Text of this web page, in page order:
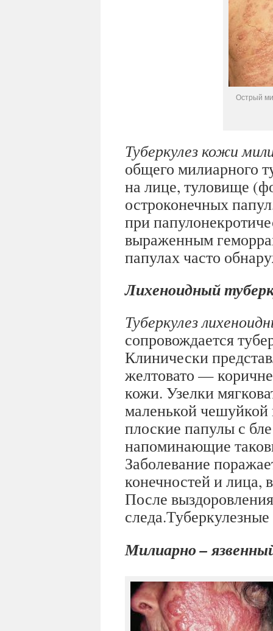
Острый
Туберкулез кожи
общего милиарного
на лице, туловище
остроконечных
при
выраженным
папулах часто
Лихеноидный
Туберкулез
сопровождается
Клинически
желтовато —
кожи. Узелки
маленькой чешуйкой
плоские папулы с
напоминающие
Заболевание
конечностей и лица,
После
Милиарно –